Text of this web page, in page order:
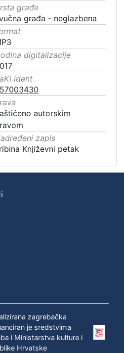
građe
građa - neglazbena
digitalizacije
ident
autorskim
zapis
Književni petak
zagrebačka
je sredstvima
i Ministarstva kulture i
Hrvatske